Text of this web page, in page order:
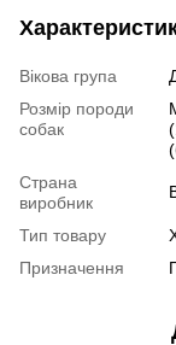
Вікова група
Розмір породи
собак
Страна
виробник
Тип товару
Призначення